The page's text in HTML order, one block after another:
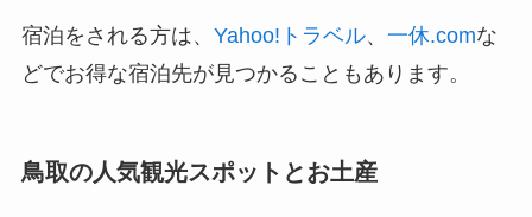
宿泊をされる方は、 Yahoo!トラベル、 一休.comな
どでお得な宿泊先が見つかることもあります。
鳥取の人気観光スポットとお土産